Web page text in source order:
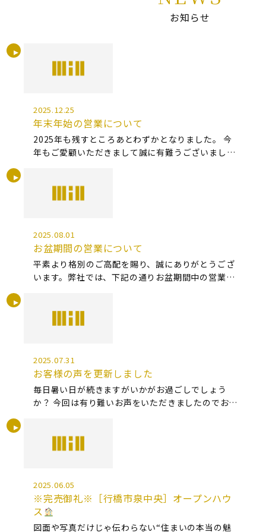
お知らせ
2025.12.25
年末年始の営業について
2025年も残すところあとわずかとなりました。 今
年もご愛顧いただきまして誠に有難うございまし
2026年1月4日（日） […]
2025.08.01
お盆期間の営業について
平素より格別のご高配を賜り、誠にありがとうござ
います。弊社では、下記の通りお盆期間中の営業を
す。休業期間：2025年8月9日（ […]
2025.07.31
お客様の声を更新しました
毎日暑い日が続きますがいかがお過ごしでしょう
か？ 今回は有り難いお声をいただきましたのでお声
ざいます！ 詳細は以下リンクより […]
2025.06.05
※完売御礼※［行橋市泉中央］オープンハウ
ス
図面や写真だけじゃ伝わらない“住まいの本当の魅